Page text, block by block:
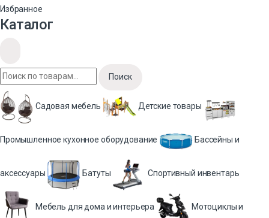
Избранное
Каталог
Поиск
Садовая мебель Детские товары
Промышленное кухонное оборудование Бассейны и
аксессуары Батуты Спортивный инвентарь
Мебель для дома и интерьера Мотоциклы и